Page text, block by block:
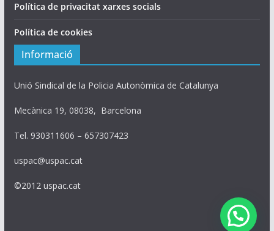
Política de privacitat xarxes socials
Política de cookies
Informació
Unió Sindical de la Policia Autonòmica de Catalunya
Mecànica 19, 08038, Barcelona
Tel. 930311606 – 657307423
uspac@uspac.cat
©2012 uspac.cat